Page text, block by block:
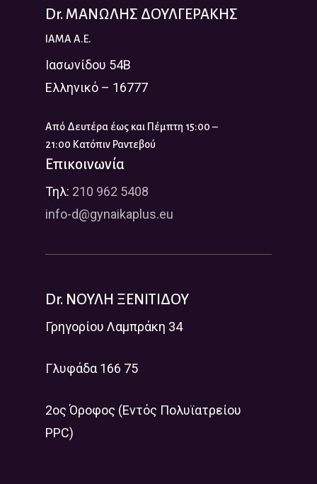
Dr. ΜΑΝΩΛΗΣ ΔΟΥΛΓΕΡΑΚΗΣ
IAMA A.E.
Ιασωνίδου 54Β
Ελληνικό – 16777
Από Δευτέρα έως και Πέμπτη 15:00 –
21:00 Κατόπιν Ραντεβού
Επικοινωνία
Τηλ: 210 962 5408
info-d@gynaikaplus.eu
Dr. ΝΟΥΛΗ ΞΕΝΙΤΙΔΟΥ
Γρηγορίου Λαμπράκη 34
Γλυφάδα 166 75
2ος Όροφος (Εντός Πολυϊατρείου
PPC)